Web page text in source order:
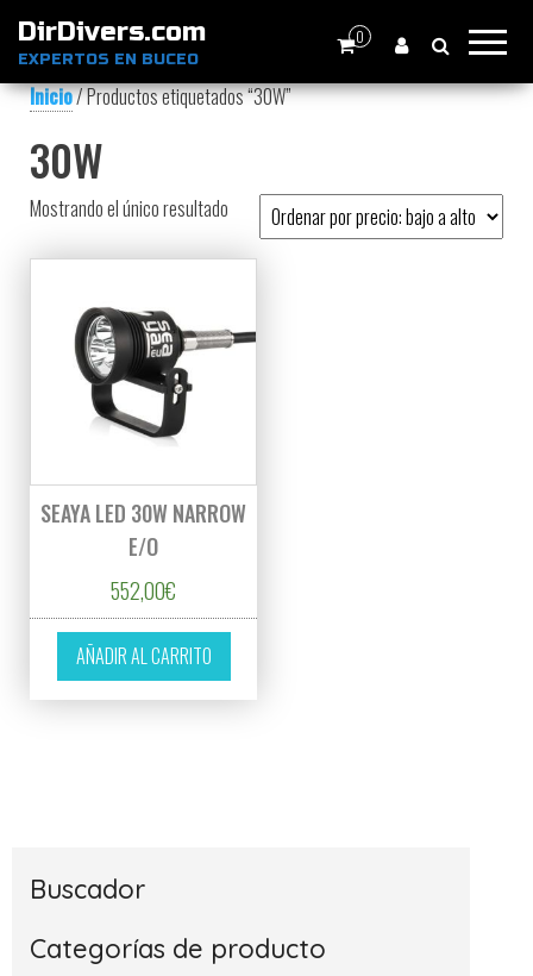
DirDivers.com
EXPERTOS EN BUCEO
0
Inicio/ Productos etiquetados “30W”
30W
Mostrando el único resultado
SEAYA LED 30W NARROW
E/O
552,00€
AÑADIR AL CARRITO
Buscador
Categorías de producto